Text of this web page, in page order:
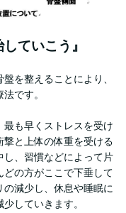
ていこう』
を整えることにより、
です。
も早くストレスを受け
と上体の体重を受ける
し、習慣などによって片
の方がここで下垂して
減少し、休息や睡眠に
していきます。